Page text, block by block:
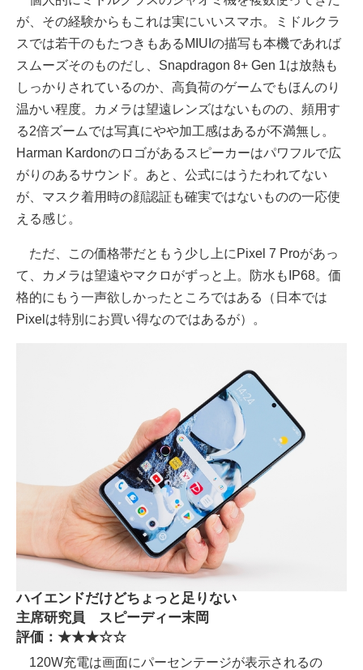
が、その経験からもこれは実にいいスマホ。ミドルクラ
スでは若干のもたつきもあるMIUIの描写も本機であれば
スムーズそのものだし、Snapdragon 8+ Gen 1は放熱も
しっかりされているのか、高負荷のゲームでもほんのり
温かい程度。カメラは望遠レンズはないものの、頻用す
る2倍ズームでは写真にやや加工感はあるが不満無し。
Harman Kardonのロゴがあるスピーカーはパワフルで広
がりのあるサウンド。あと、公式にはうたわれてない
が、マスク着用時の顔認証も確実ではないものの一応使
える感じ。
ただ、この価格帯だともう少し上にPixel 7 Proがあっ
て、カメラは望遠やマクロがずっと上。防水もIP68。価
格的にもう一声欲しかったところではある（日本では
Pixelは特別にお買い得なのではあるが）。
ハイエンドだけどちょっと足りない
主席研究員 スピーディー末岡
評価：★★★☆☆
120W充電は画面にパーセンテージが表示されるの